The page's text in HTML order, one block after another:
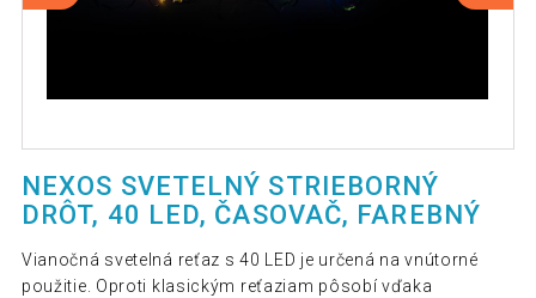
NEXOS SVETELNÝ STRIEBORNÝ
DRÔT, 40 LED, ČASOVAČ, FAREBNÝ
Vianočná svetelná reťaz s 40 LED je určená na vnútorné
použitie. Oproti klasickým reťaziam pôsobí vďaka